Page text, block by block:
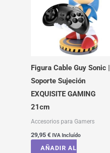
Figura Cable Guy Sonic |
Soporte Sujeción
EXQUISITE GAMING
21cm
Accesorios para Gamers
29,95 € IVA Incluído
AÑADIR AL